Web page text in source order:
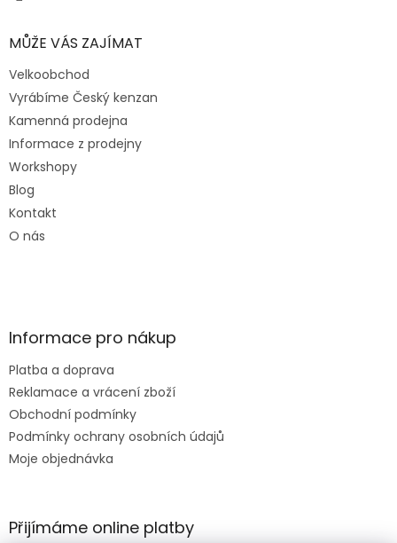
MŮŽE VÁS ZAJÍMAT
Velkoobchod
Vyrábíme Český kenzan
Kamenná prodejna
Informace z prodejny
Workshopy
Blog
Kontakt
O nás
Informace pro nákup
Platba a doprava
Reklamace a vrácení zboží
Obchodní podmínky
Podmínky ochrany osobních údajů
Moje objednávka
Přijímáme online platby